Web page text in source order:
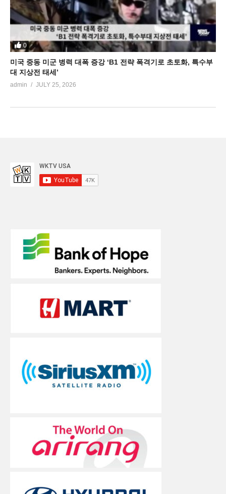
0
미국 중동 미군 병력 대폭 증강 ‘B1 전략 폭격기로 초토화, 특수부
대 지상전 태세’
admin JULY 25, 2026